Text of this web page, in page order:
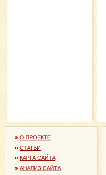
О ПРОЕКТЕ
СТАТЬИ
КАРТА САЙТА
АНАЛИЗ САЙТА